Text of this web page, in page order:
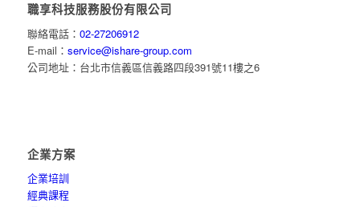
職享科技服務股份有限公司
聯絡電話： 02-27206912
E-mail： service@ishare-group.com
公司地址：台北市信義區信義路四段391號11樓之6
企業方案
企業培訓
經典課程